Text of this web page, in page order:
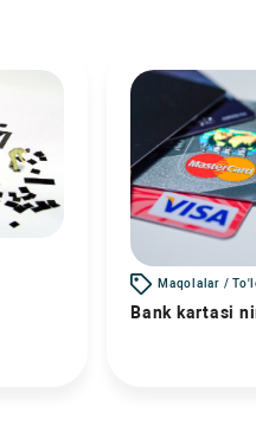
Maqolalar /
Bank kartasi